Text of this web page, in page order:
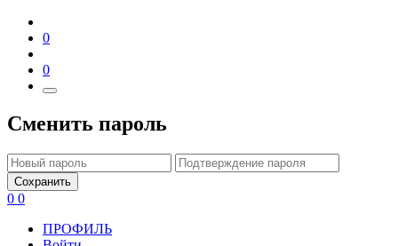
0
0
Сменить пароль
Сохранить
0 0
ПРОФИЛЬ